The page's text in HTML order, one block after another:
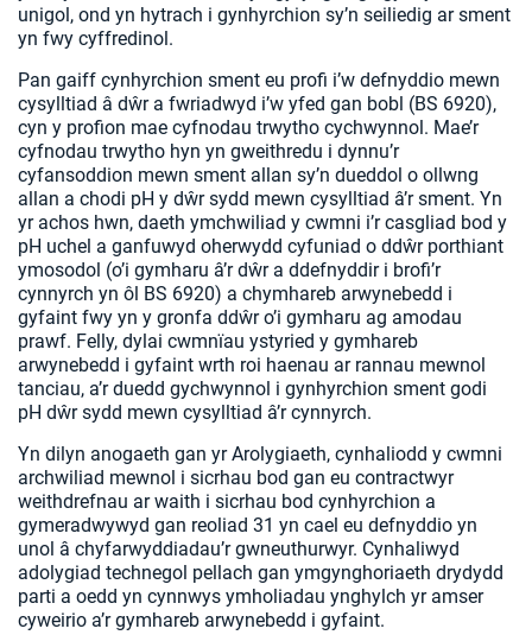
unigol, ond yn hytrach i gynhyrchion sy’n seiliedig ar sment
yn fwy cyffredinol.
Pan gaiff cynhyrchion sment eu profi i’w defnyddio mewn
cysylltiad â dŵr a fwriadwyd i’w yfed gan bobl (BS 6920),
cyn y profion mae cyfnodau trwytho cychwynnol. Mae’r
cyfnodau trwytho hyn yn gweithredu i dynnu’r
cyfansoddion mewn sment allan sy’n dueddol o ollwng
allan a chodi pH y dŵr sydd mewn cysylltiad â’r sment. Yn
yr achos hwn, daeth ymchwiliad y cwmni i’r casgliad bod y
pH uchel a ganfuwyd oherwydd cyfuniad o ddŵr porthiant
ymosodol (o’i gymharu â’r dŵr a ddefnyddir i brofi’r
cynnyrch yn ôl BS 6920) a chymhareb arwynebedd i
gyfaint fwy yn y gronfa ddŵr o’i gymharu ag amodau
prawf. Felly, dylai cwmnïau ystyried y gymhareb
arwynebedd i gyfaint wrth roi haenau ar rannau mewnol
tanciau, a’r duedd gychwynnol i gynhyrchion sment godi
pH dŵr sydd mewn cysylltiad â’r cynnyrch.
Yn dilyn anogaeth gan yr Arolygiaeth, cynhaliodd y cwmni
archwiliad mewnol i sicrhau bod gan eu contractwyr
weithdrefnau ar waith i sicrhau bod cynhyrchion a
gymeradwywyd gan reoliad 31 yn cael eu defnyddio yn
unol â chyfarwyddiadau’r gwneuthurwyr. Cynhaliwyd
adolygiad technegol pellach gan ymgynghoriaeth drydydd
parti a oedd yn cynnwys ymholiadau ynghylch yr amser
cyweirio a’r gymhareb arwynebedd i gyfaint.